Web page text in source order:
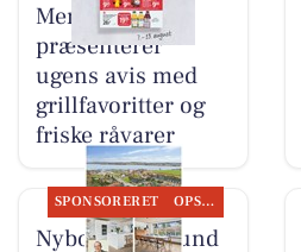
Meny Als
præsenterer
ugens avis med
grillfavoritter og
friske råvarer
SPONSORERET OPSLAGSTAVLEN
Nybolig Hadsund